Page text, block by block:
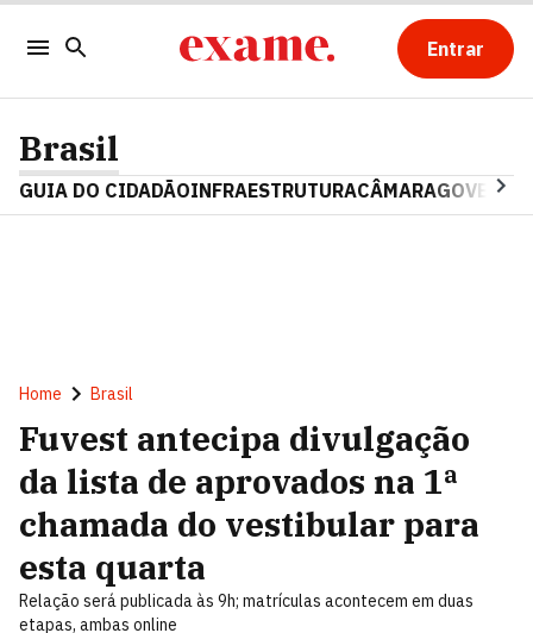
Entrar
Brasil
GUIA DO CIDADÃOINFRAESTRUTURACÂMARAGOVERNO
Home Brasil
Fuvest antecipa divulgação
da lista de aprovados na 1ª
chamada do vestibular para
esta quarta
Relação será publicada às 9h; matrículas acontecem em duas
etapas, ambas online